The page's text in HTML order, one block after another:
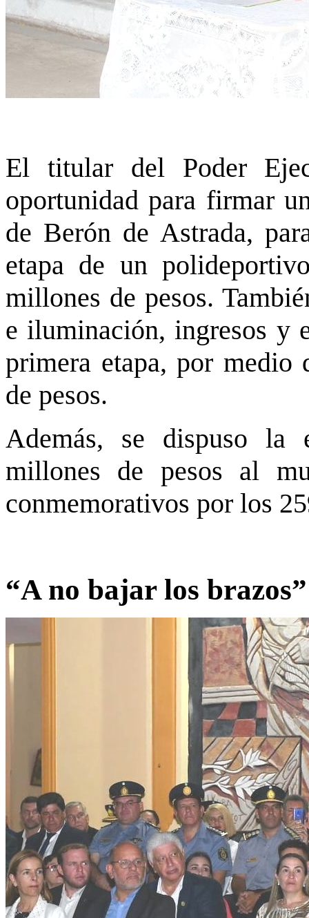
El titular del Poder
oportunidad para firmar
de Berón de Astrada,
etapa de un
millones de pesos.
e iluminación, ingresos y
primera etapa, por
de pesos.
Además, se dispuso
millones de pesos al
conmemorativos por los
“A no bajar los brazos”